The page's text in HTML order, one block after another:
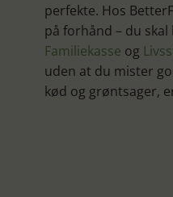
perfekte. Hos
på forhånd – du skal
Familiekasse og
uden at du mister
kød og grøntsager,